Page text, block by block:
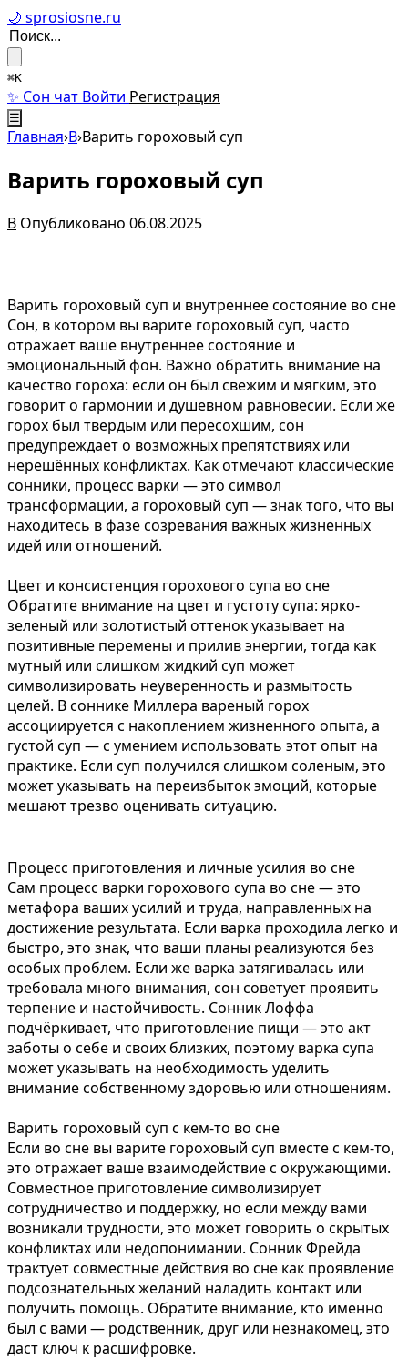
🌙 sprosiosne.ru
⌘K
✨ Сон чат Войти Регистрация
☰
Главная›В›Варить гороховый суп
Варить гороховый суп
В Опубликовано 06.08.2025
Варить гороховый суп и внутреннее состояние во сне
Сон, в котором вы варите гороховый суп, часто
отражает ваше внутреннее состояние и
эмоциональный фон. Важно обратить внимание на
качество гороха: если он был свежим и мягким, это
говорит о гармонии и душевном равновесии. Если же
горох был твердым или пересохшим, сон
предупреждает о возможных препятствиях или
нерешённых конфликтах. Как отмечают классические
сонники, процесс варки — это символ
трансформации, а гороховый суп — знак того, что вы
находитесь в фазе созревания важных жизненных
идей или отношений.
Цвет и консистенция горохового супа во сне
Обратите внимание на цвет и густоту супа: ярко-
зеленый или золотистый оттенок указывает на
позитивные перемены и прилив энергии, тогда как
мутный или слишком жидкий суп может
символизировать неуверенность и размытость
целей. В соннике Миллера вареный горох
ассоциируется с накоплением жизненного опыта, а
густой суп — с умением использовать этот опыт на
практике. Если суп получился слишком соленым, это
может указывать на переизбыток эмоций, которые
мешают трезво оценивать ситуацию.
Процесс приготовления и личные усилия во сне
Сам процесс варки горохового супа во сне — это
метафора ваших усилий и труда, направленных на
достижение результата. Если варка проходила легко и
быстро, это знак, что ваши планы реализуются без
особых проблем. Если же варка затягивалась или
требовала много внимания, сон советует проявить
терпение и настойчивость. Сонник Лоффа
подчёркивает, что приготовление пищи — это акт
заботы о себе и своих близких, поэтому варка супа
может указывать на необходимость уделить
внимание собственному здоровью или отношениям.
Варить гороховый суп с кем-то во сне
Если во сне вы варите гороховый суп вместе с кем-то,
это отражает ваше взаимодействие с окружающими.
Совместное приготовление символизирует
сотрудничество и поддержку, но если между вами
возникали трудности, это может говорить о скрытых
конфликтах или недопонимании. Сонник Фрейда
трактует совместные действия во сне как проявление
подсознательных желаний наладить контакт или
получить помощь. Обратите внимание, кто именно
был с вами — родственник, друг или незнакомец, это
даст ключ к расшифровке.